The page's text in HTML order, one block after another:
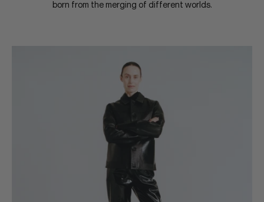
born from the merging of different worlds.